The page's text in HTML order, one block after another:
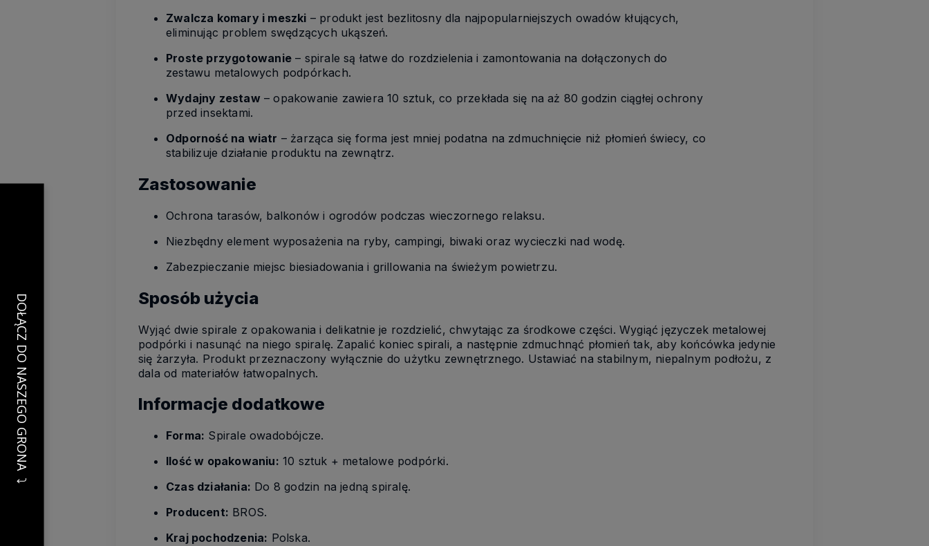
Zwalcza komary i meszki – produkt jest bezlitosny dla najpopularniejszych owadów kłujących,
eliminując problem swędzących ukąszeń.
Proste przygotowanie – spirale są łatwe do rozdzielenia i zamontowania na dołączonych do
zestawu metalowych podpórkach.
Wydajny zestaw– opakowanie zawiera 10 sztuk, co przekłada się na aż 80 godzin ciągłej ochrony
przed insektami.
Odporność na wiatr – żarząca się forma jest mniej podatna na zdmuchnięcie niż płomień świecy, co
stabilizuje działanie produktu na zewnątrz.
Zastosowanie
Ochrona tarasów, balkonów i ogrodów podczas wieczornego relaksu.
Niezbędny element wyposażenia na ryby, campingi, biwaki oraz wycieczki nad wodę.
Zabezpieczanie miejsc biesiadowania i grillowania na świeżym powietrzu.
Sposób użycia
Wyjąć dwie spirale z opakowania i delikatnie je rozdzielić, chwytając za środkowe części. Wygiąć języczek metalowej
podpórki i nasunąć na niego spiralę. Zapalić koniec spirali, a następnie zdmuchnąć płomień tak, aby końcówka jedynie
się żarzyła. Produkt przeznaczony wyłącznie do użytku zewnętrznego. Ustawiać na stabilnym, niepalnym podłożu, z
dala od materiałów łatwopalnych.
Informacje dodatkowe
Forma: Spirale owadobójcze.
Ilość w opakowaniu: 10 sztuk + metalowe podpórki.
Czas działania: Do 8 godzin na jedną spiralę.
Producent: BROS.
Kraj pochodzenia: Polska.